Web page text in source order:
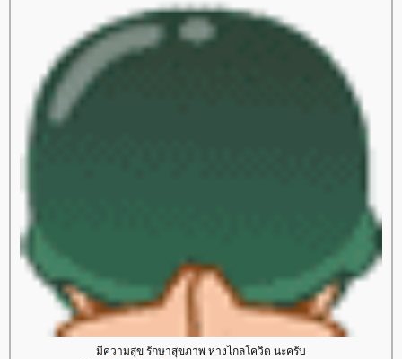
มีความสุข รักษาสุขภาพ ห่างไกลโควิด นะครับ